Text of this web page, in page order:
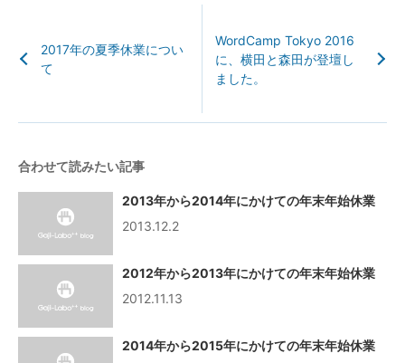
2017年の夏季休業につい
て
WordCamp Tokyo 2016
に、横田と森田が登壇し
ました。
合わせて読みたい記事
2013年から2014年にかけての年末年始休業
2013.12.2
2012年から2013年にかけての年末年始休業
2012.11.13
2014年から2015年にかけての年末年始休業